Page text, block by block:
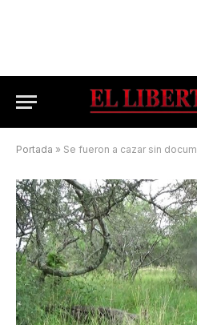
Portada » Se fueron a cazar sin